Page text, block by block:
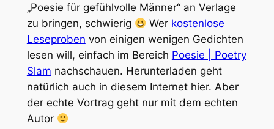
„Poesie für gefühlvolle Männer“ an Verlage
zu bringen, schwierig
Wer kostenlose
Leseproben von einigen wenigen Gedichten
lesen will, einfach im Bereich Poesie | Poetry
Slam nachschauen. Herunterladen geht
natürlich auch in diesem Internet hier. Aber
der echte Vortrag geht nur mit dem echten
Autor